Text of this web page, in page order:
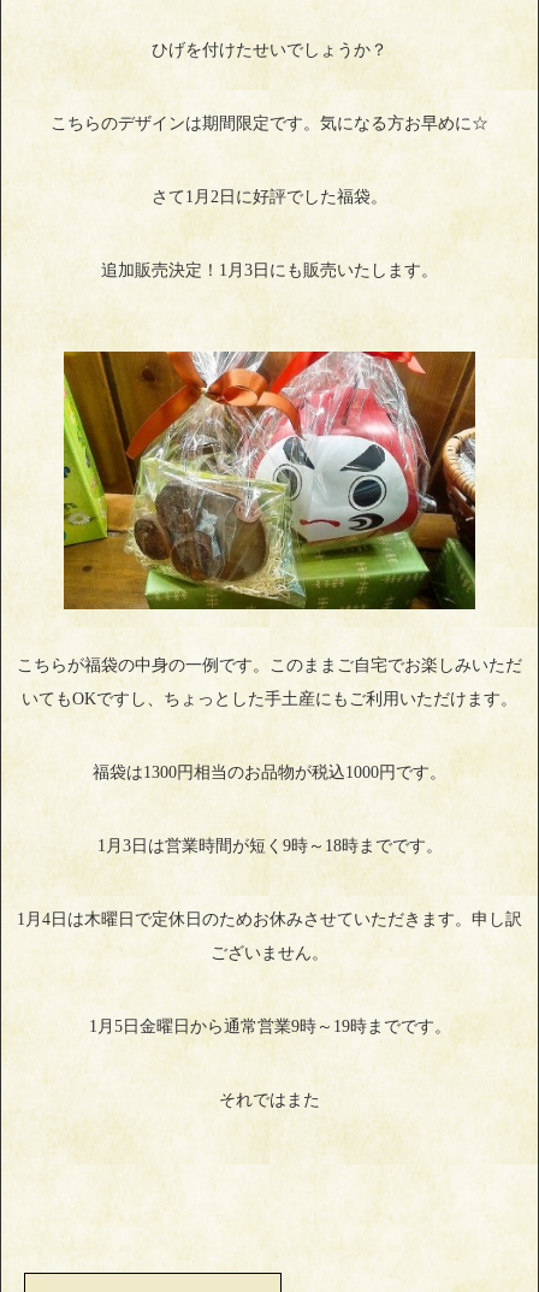
ひげを付けたせいでしょうか？
こちらのデザインは期間限定です。気になる方お早めに☆
さて1月2日に好評でした福袋。
追加販売決定！1月3日にも販売いたします。
こちらが福袋の中身の一例です。このままご自宅でお楽しみいただ
いてもOKですし、ちょっとした手土産にもご利用いただけます。
福袋は1300円相当のお品物が税込1000円です。
1月3日は営業時間が短く9時～18時までです。
1月4日は木曜日で定休日のためお休みさせていただきます。申し訳
ございません。
1月5日金曜日から通常営業9時～19時までです。
それではまた